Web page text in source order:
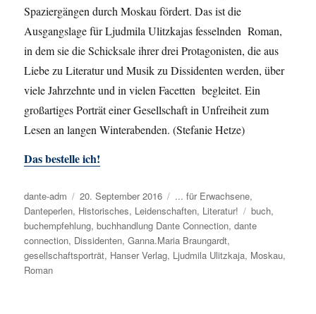
Spaziergängen durch Moskau fördert. Das ist die
Ausgangslage für Ljudmila Ulitzkajas fesselnden Roman,
in dem sie die Schicksale ihrer drei Protagonisten, die aus
Liebe zu Literatur und Musik zu Dissidenten werden, über
viele Jahrzehnte und in vielen Facetten begleitet. Ein
großartiges Porträt einer Gesellschaft in Unfreiheit zum
Lesen an langen Winterabenden. (Stefanie Hetze)
Das bestelle ich!
Autor
dante-adm
Veröffentlicht
am
20. September 2016 Kategorien
... für Erwachsene,
Danteperlen, Historisches, Leidenschaften, Literatur! Schlagwörter
buch,
buchempfehlung,buchhandlung Dante Connection,dante
connection, Dissidenten,Ganna.Maria Braungardt,
gesellschaftsporträt, Hanser Verlag, Ljudmila Ulitzkaja, Moskau,
Roman